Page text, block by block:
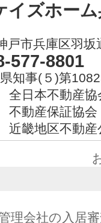
イズホー
戸市兵庫区羽
577-8801
知事(５)第
日本不動産協
動産保証協会
畿地区不動産
理会社の入居